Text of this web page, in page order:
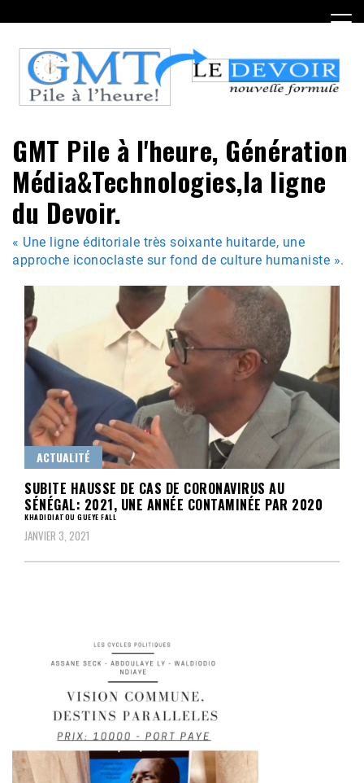
to
content
GMT Pile à l'heure, Génération
Média&Technologies,la ligne
du Devoir.
« Une ligne éditoriale très soixante huitarde, une
approche iconoclaste sur fond de culture humaniste ».
ACTUALITÉ
SUBITE HAUSSE DE CAS DE CORONAVIRUS AU
SÉNÉGAL: 2021, UNE ANNÉE CONTAMINÉE PAR 2020
KHADIDIATOU GUEYE FALL
JANVIER 3, 2021